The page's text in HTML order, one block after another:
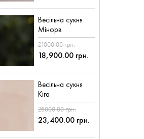
Весільна сукня
Мінорв
21000.00 грн.
18,900.00 грн.
Весільна сукня
Kira
26000.00 грн.
23,400.00 грн.